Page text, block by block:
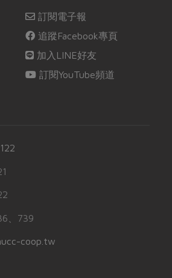
訂閱電子報
追蹤Facebook專頁
加入LINE好友
訂閱YouTube頻道
、739
coop.tw